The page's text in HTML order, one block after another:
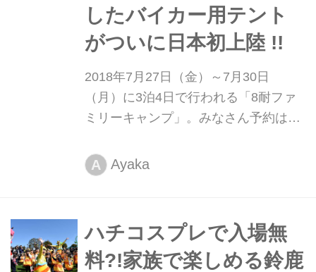
したバイカー用テント
がついに日本初上陸 !!
2018年7月27日（金）～7月30日
（月）に3泊4日で行われる「8耐ファ
ミリーキャンプ」。みなさん予約はも
ンプにオススメしたいテントを見つけ
たのでご紹介します。
A Ayaka
ハチコスプレで入場無
料?!家族で楽しめる鈴鹿